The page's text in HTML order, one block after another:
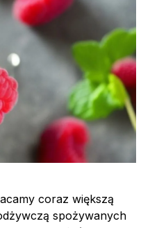
coraz większą
spożywanych